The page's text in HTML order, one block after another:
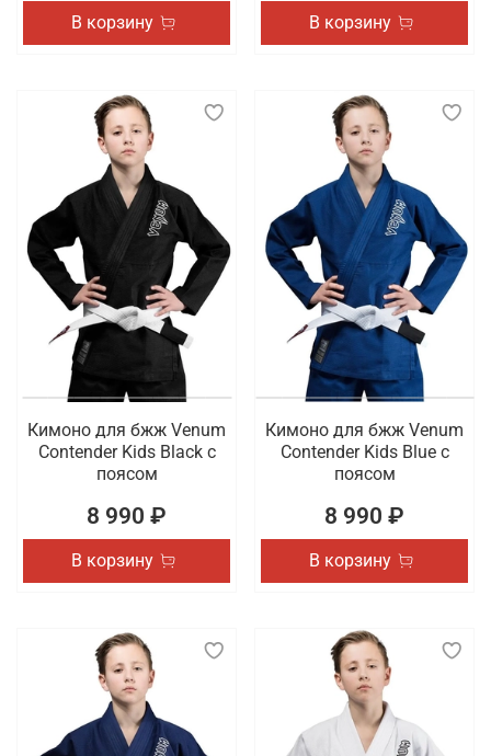
В корзину В корзину
Кимоно для бжж Venum
Contender Kids Black с
поясом
8 990 ₽
В корзину
Кимоно для бжж Venum
Contender Kids Blue с
поясом
8 990 ₽
В корзину